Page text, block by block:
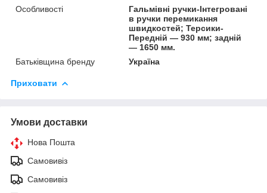
Особливості
Гальмівні ручки-Інтегровані
в ручки перемикання
швидкостей; Терсики-
Передній — 930 мм; задній
— 1650 мм.
Батьківщина бренду
Україна
Приховати
Умови доставки
Нова Пошта
Самовивіз
Самовивіз